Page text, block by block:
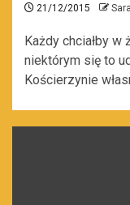
21/12/2015
Każdy chciałby w
niektórym się to
Kościerzynie